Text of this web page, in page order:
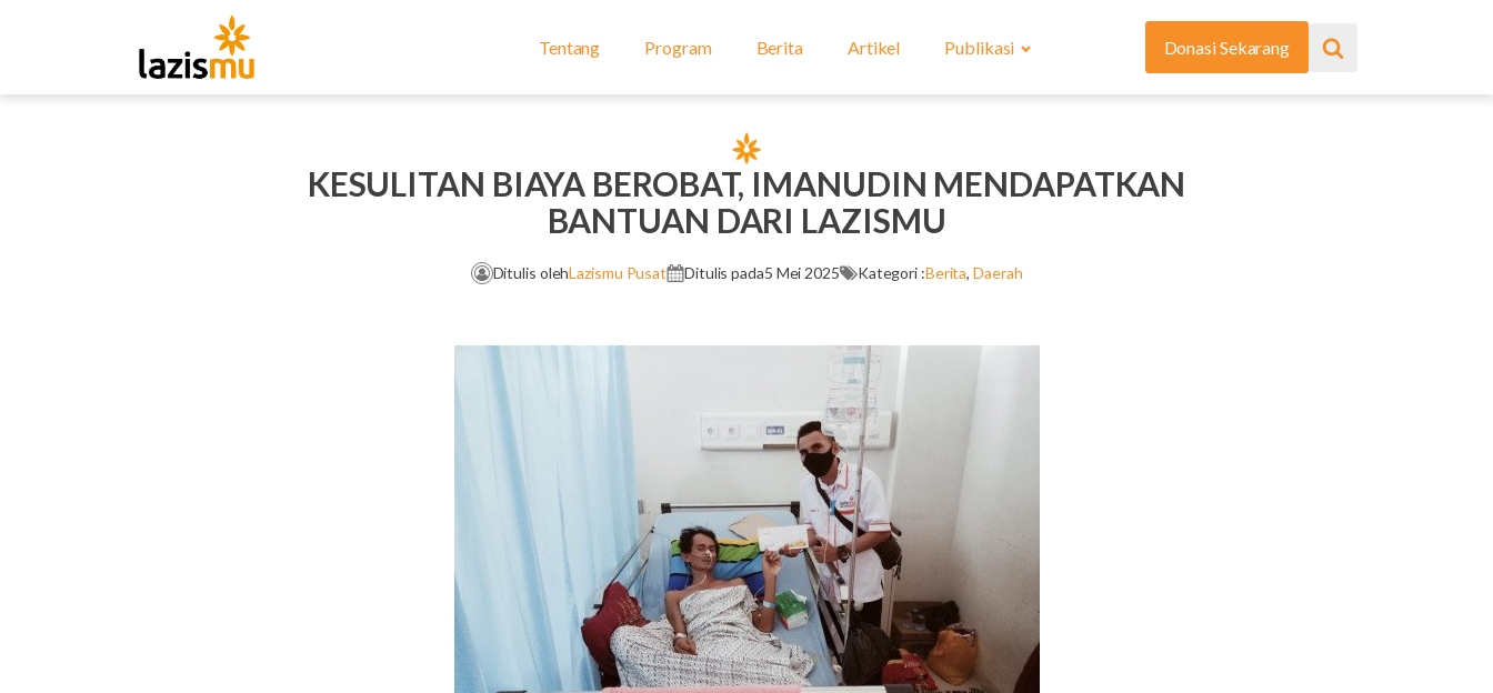
Tentang Program Berita Artikel Publikasi Donasi Sekarang
KESULITAN BIAYA BEROBAT, IMANUDIN MENDAPATKAN
BANTUAN DARI LAZISMU
Ditulis olehLazismu Pusat Ditulis pada5 Mei 2025 Kategori :Berita,Daerah